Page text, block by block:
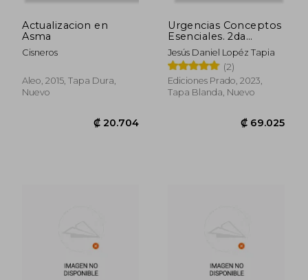
Actualizacion en
Asma
Cisneros
Aleo, 2015, Tapa Dura,
Nuevo
Urgencias Conceptos
Esenciales. 2da
Edición. Tomo 1 y 2
Jesús Daniel Lopéz Tapia
(2)
Ediciones Prado, 2023,
Tapa Blanda, Nuevo